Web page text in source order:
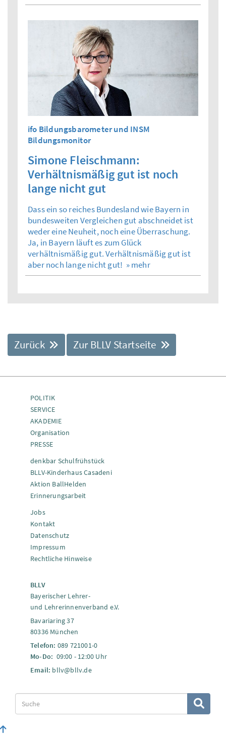
ifo Bildungsbarometer und INSM
Bildungsmonitor
Simone Fleischmann:
Verhältnismäßig gut ist noch
lange nicht gut
Dass ein so reiches Bundesland wie Bayern in
bundesweiten Vergleichen gut abschneidet ist
weder eine Neuheit, noch eine Überraschung.
Ja, in Bayern läuft es zum Glück
verhältnismäßig gut. Verhältnismäßig gut ist
aber noch lange nicht gut! » mehr
Zurück Zur BLLV Startseite
POLITIK
SERVICE
AKADEMIE
Organisation
PRESSE
denkbar Schulfrühstück
BLLV-Kinderhaus Casadeni
Aktion BallHelden
Erinnerungsarbeit
Jobs
Kontakt
Datenschutz
Impressum
Rechtliche Hinweise
BLLV
Bayerischer Lehrer-
und Lehrerinnenverband e.V.
Bavariaring 37
80336 München
Telefon: 089 721001-0
Mo-Do: 09:00 - 12:00 Uhr
Email: bllv@bllv.de